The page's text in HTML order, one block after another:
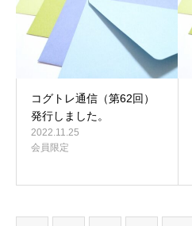
コグトレ通信（第62回）
発行しました。
2022.11.25
会員限定